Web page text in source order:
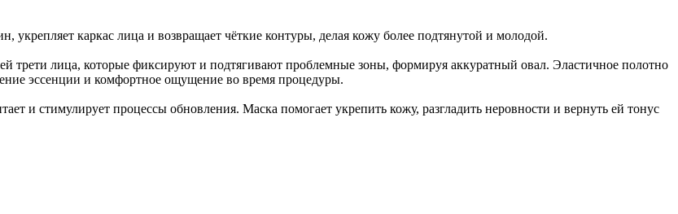
каркас лица и возвращает чёткие контуры, делая кожу более подтянутой и молодой.
лица, которые фиксируют и подтягивают проблемные зоны, формируя аккуратный овал. Эластичное полотно
эссенции и комфортное ощущение во время процедуры.
и стимулирует процессы обновления. Маска помогает укрепить кожу, разгладить неровности и вернуть ей тонус